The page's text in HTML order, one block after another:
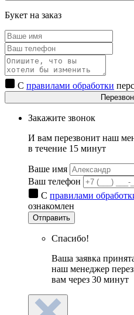
Букет на заказ
С правилами обработки
Закажите звонок
И вам перезвонит наш
в течение 15 минут
Ваше имя
Ваш телефон
С правилами
ознакомлен
Отправить
Спасибо!
Ваша заявка
наш менеджер
вам через 30 минут